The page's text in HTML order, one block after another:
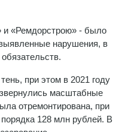
и «Ремдорстрою» - было
нарушения, в
при этом в 2021 году
масштабные
отремонтирована, при
128 млн рублей. В